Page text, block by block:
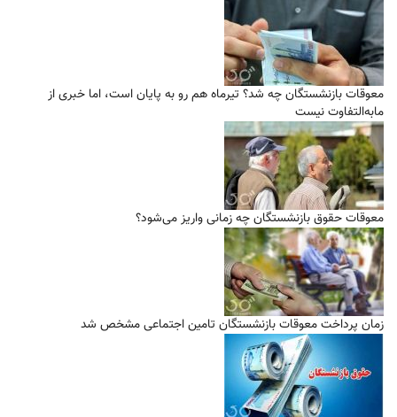
معوقات بازنشستگان چه شد؟ تیرماه هم رو به پایان است، اما خبری از
مابه‌التفاوت نیست
معوقات حقوق بازنشستگان چه زمانی واریز می‌شود؟
زمان پرداخت معوقات بازنشستگان تامین اجتماعی مشخص شد